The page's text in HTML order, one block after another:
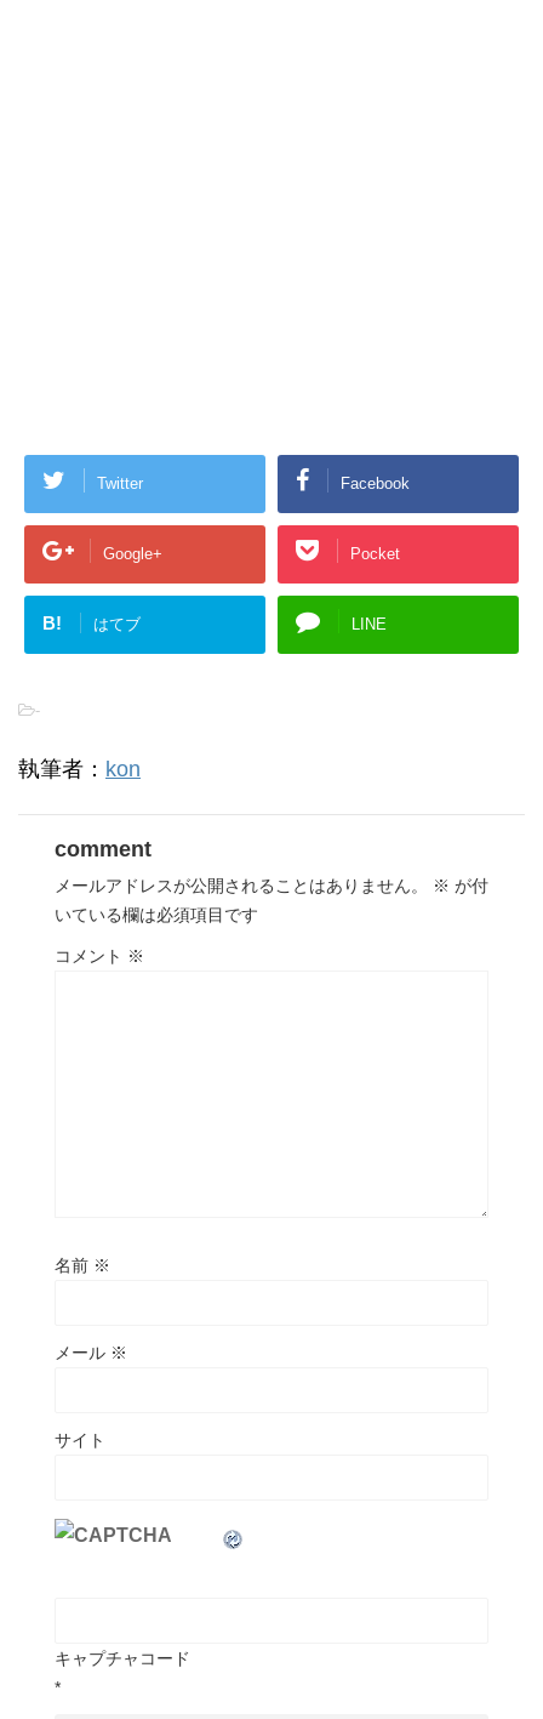
Twitter Facebook
Google+ Pocket
B! はてブ LINE
-
執筆者： kon
comment
メールアドレスが公開されることはありません。 ※ が付
いている欄は必須項目です
コメント ※
名前 ※
メール ※
サイト
キャプチャコード
*